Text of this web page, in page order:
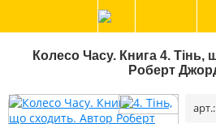
Колесо Часу. Книга 4. Тінь,
Роберт